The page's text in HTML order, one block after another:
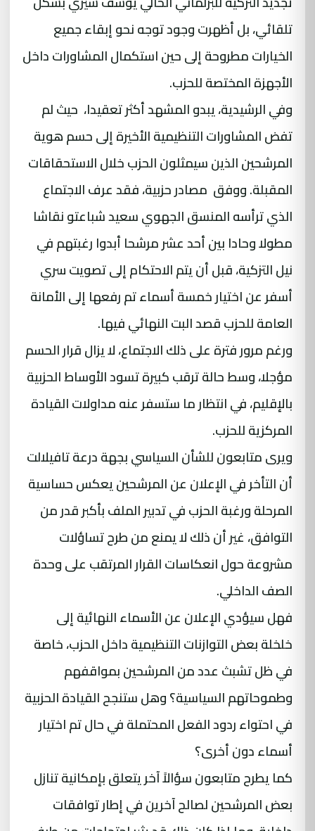
تلقائي، بل أظهرت وجود توجه نحو إبقاء جميع
الخيارات مطروحة إلى حين استكمال المشاورات داخل
الأجهزة المختصة للحزب.
وفي الرشيدية، يبدو المشهد أكثر تعقيدا، حيث لم
تفض المشاورات التنظيمية الأخيرة إلى حسم هوية
المرشحين الذين سيمثلون الحزب خلال الاستحقاقات
المقبلة. ووفق مصادر حزبية، فقد عرف الاجتماع
الذي ترأسه المنسق الجهوي سعيد شباعتو نقاشا
مطولا وحادا بين أحد عشر مرشحا أبدوا رغبتهم في
نيل التزكية، قبل أن يتم الاحتكام إلى تصويت سري
أسفر عن اختيار خمسة أسماء تم رفعها إلى الأمانة
العامة للحزب قصد البت النهائي فيها.
ورغم مرور فترة على ذلك الاجتماع، لا يزال قرار الحسم
مؤجلا، وسط حالة ترقب كبيرة تسود الأوساط الحزبية
بالإقليم، في انتظار ما ستسفر عنه مداولات القيادة
المركزية للحزب.
ويرى متابعون للشأن السياسي بجهة درعة تافيلالت
أن التأخر في الإعلان عن المرشحين يعكس حساسية
المرحلة ورغبة الحزب في تدبير الملف بأكبر قدر من
التوافق، غير أن ذلك لا يمنع من طرح تساؤلات
مشروعة حول انعكاسات القرار المرتقب على وحدة
الصف الداخلي.
فهل سيؤدي الإعلان عن الأسماء النهائية إلى
خلخلة بعض التوازنات التنظيمية داخل الحزب، خاصة
في ظل تشبث عدد من المرشحين بمواقفهم
وطموحاتهم السياسية؟ وهل ستنجح القيادة الحزبية
في احتواء ردود الفعل المحتملة في حال تم اختيار
أسماء دون أخرى؟
كما يطرح متابعون سؤالاً آخر يتعلق بإمكانية تنازل
بعض المرشحين لصالح آخرين في إطار توافقات